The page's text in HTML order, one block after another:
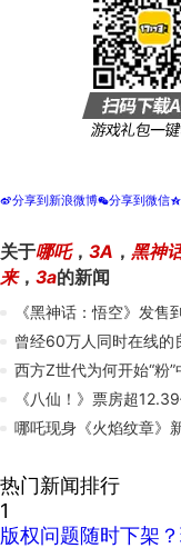
t分享到新浪微博w分享到微信z
关于哪吒， 3A ， 黑神
来， 3a的新闻
《八仙！》票房超
哪吒现身《火焰纹章》
热门新闻排行
1
版权问题随时下架